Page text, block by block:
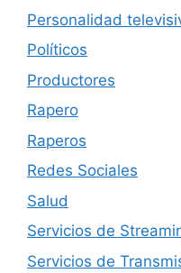
Personalidad
Políticos
Productores
Rapero
Raperos
Redes Sociales
Salud
Servicios de
Servicios de